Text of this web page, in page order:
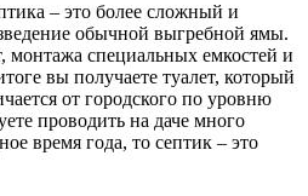
– это более сложный и
обычной выгребной ямы.
монтажа специальных емкостей и
вы получаете туалет, который
от городского по уровню
проводить на даче много
время года, то септик – это